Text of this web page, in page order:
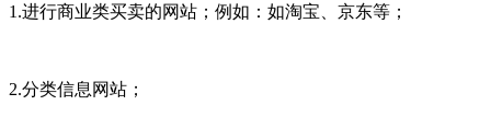
1.进行商业类买卖的网站；例如：如淘宝、京东等；
2.分类信息网站；